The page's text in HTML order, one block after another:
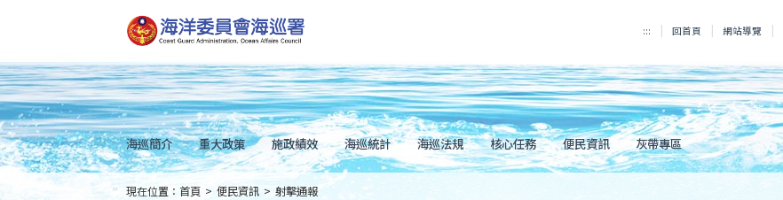
到
主
內
容
Skip
to
main
content
::: 回首頁 網站導覽
海巡簡介 重大政策 施政績效 海巡統計 海巡法規 核心任務 便民資訊 灰帶專區
::: 現在位置： 首頁 > 便民資訊 > 射擊通報